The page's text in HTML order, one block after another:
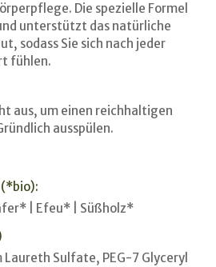
Die spezielle Formel
unterstützt das natürliche
sodass Sie sich nach jeder
fühlen.
aus, um einen reichhaltigen
ausspülen.
(*bio):
| Efeu* | Süßholz*
Laureth Sulfate, PEG-7 Glyceryl